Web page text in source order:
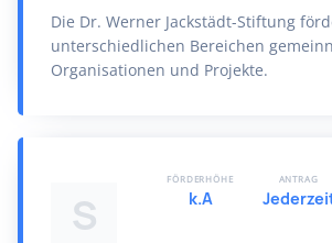
Die Dr. Werner Jackstädt-Stiftung
unterschiedlichen Bereichen
Organisationen und Projekte.
S
FÖRDERHÖHE
k.A
ANTRAG